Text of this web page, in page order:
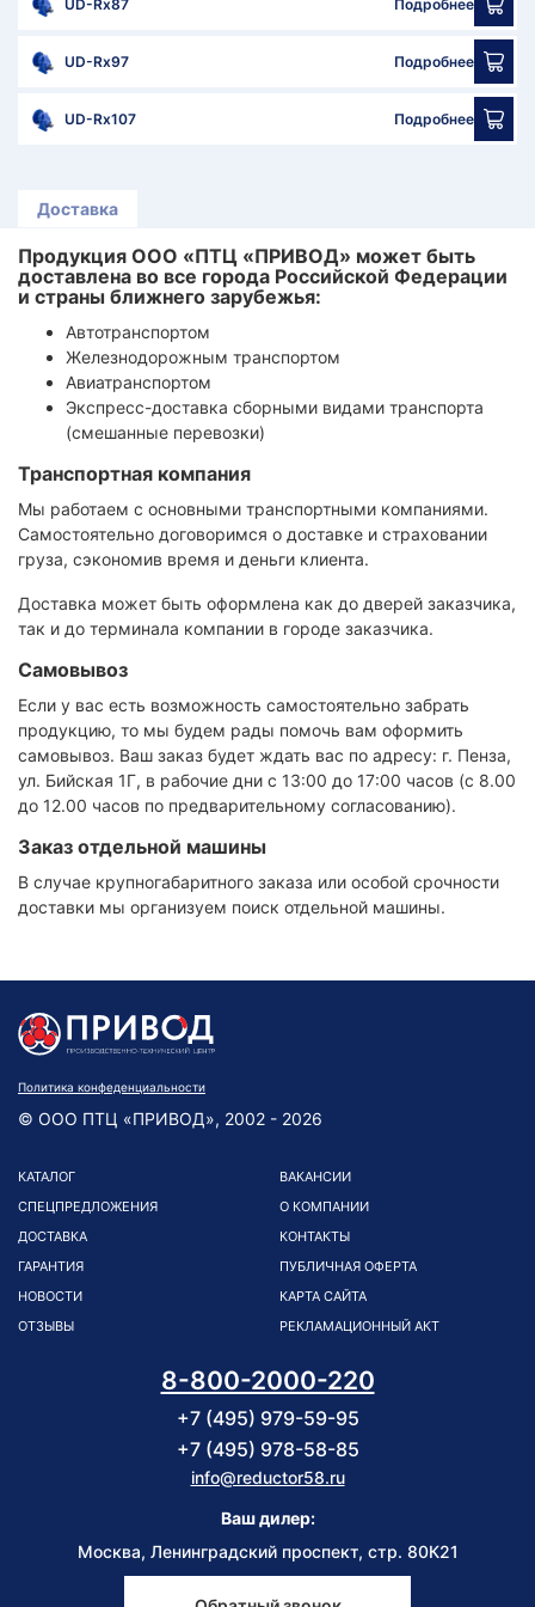
UD-Rx87 Подробнее
UD-Rx97 Подробнее
UD-Rx107 Подробнее
Доставка
Продукция ООО «ПТЦ «ПРИВОД» может быть
доставлена во все города Российской Федерации
и страны ближнего зарубежья:
Автотранспортом
Железнодорожным транспортом
Авиатранспортом
Экспресс-доставка сборными видами транспорта
(смешанные перевозки)
Транспортная компания
Мы работаем с основными транспортными компаниями.
Самостоятельно договоримся о доставке и страховании
груза, сэкономив время и деньги клиента.
Доставка может быть оформлена как до дверей заказчика,
так и до терминала компании в городе заказчика.
Самовывоз
Если у вас есть возможность самостоятельно забрать
продукцию, то мы будем рады помочь вам оформить
самовывоз. Ваш заказ будет ждать вас по адресу: г. Пенза,
ул. Бийская 1Г, в рабочие дни с 13:00 до 17:00 часов (с 8.00
до 12.00 часов по предварительному согласованию).
Заказ отдельной машины
В случае крупногабаритного заказа или особой срочности
доставки мы организуем поиск отдельной машины.
Политика конфеденциальности
© ООО ПТЦ «ПРИВОД», 2002 - 2026
КАТАЛОГ
СПЕЦПРЕДЛОЖЕНИЯ
ДОСТАВКА
ГАРАНТИЯ
НОВОСТИ
ОТЗЫВЫ
ВАКАНСИИ
О КОМПАНИИ
КОНТАКТЫ
ПУБЛИЧНАЯ ОФЕРТА
КАРТА САЙТА
РЕКЛАМАЦИОННЫЙ АКТ
8-800-2000-220
+7 (495) 979-59-95
+7 (495) 978-58-85
info@reductor58.ru
Ваш дилер:
Москва, Ленинградский проспект, стр. 80К21